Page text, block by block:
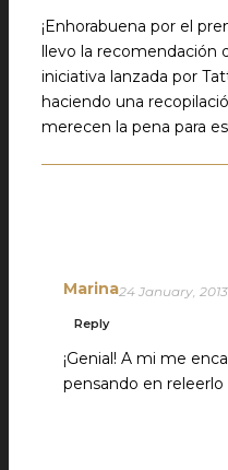
¡Enhorabuena por el
llevo la recomendación
iniciativa lanzada por
haciendo una
merecen la pena para
Marina24 January,
Reply
¡Genial! A mi me
pensando en releerlo